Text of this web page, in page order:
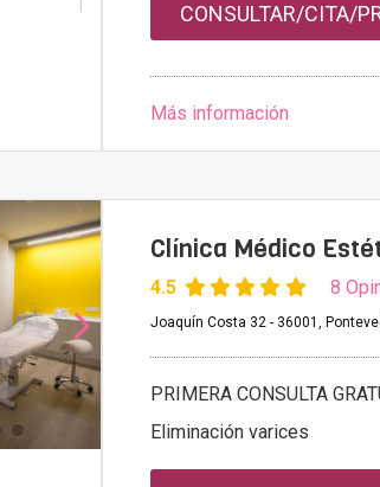
CONSULTAR/CITA/
Más información
Clínica Médico
4.5 8
Joaquín Costa 32 - 36001,
PRIMERA CONSULTA
Eliminación varices